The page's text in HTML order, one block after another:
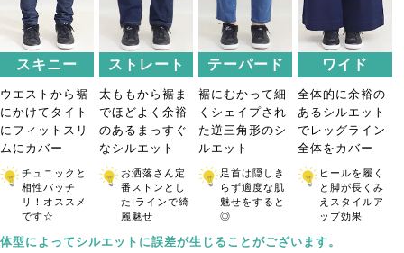
スキニー
ウエストから裾
にかけてタイト
にフィットスリ
ムにカバー
チュニックと
相性バッチ
リ！オススメ
です☆
ストレート
太ももから裾ま
でほどよく余裕
のあるまっすぐ
なシルエット
お洒落さん定
番ストンとし
たIラインで綺
麗魅せ
テーパード
裾にむかって細
くシェイプされ
た逆三角形のシ
ルエット
足首は隠しき
らず適度な肌
魅せをすると
◎
ワイド
全体的に余裕の
あるシルエット
でレッグライン
全体をカバー
ヒールを履く
と脚が長くみ
えスタイルア
ップ効果
体型によってシルエットに誤差が生じることがございます。